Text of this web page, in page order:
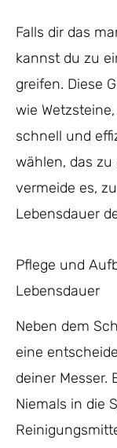
Falls dir das
kannst du zu
greifen. Diese
wie
schnell und
wählen, das zu
vermeide es,
Lebensdauer
Pflege und
Lebensdauer
Neben dem
eine
deiner Messer.
Niemals in die